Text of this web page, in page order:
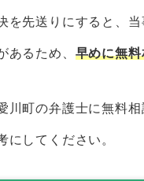
町の弁護士にネット
の弁護士に無料相談す
事者が複数いるときは
ル相談やLINE相談を
を先送りにすると、
あるため、 早めに無
川町の弁護士に無料
にしてください。